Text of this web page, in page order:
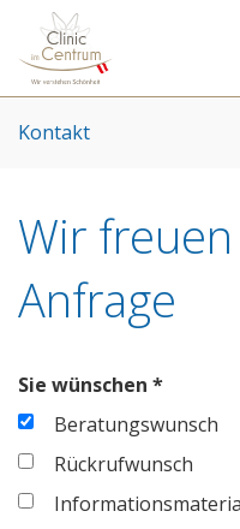
Clinic
Centrum
Kontakt
Wir
Anfrage
Sie wünschen *
Beratungswunsch
Rückrufwunsch